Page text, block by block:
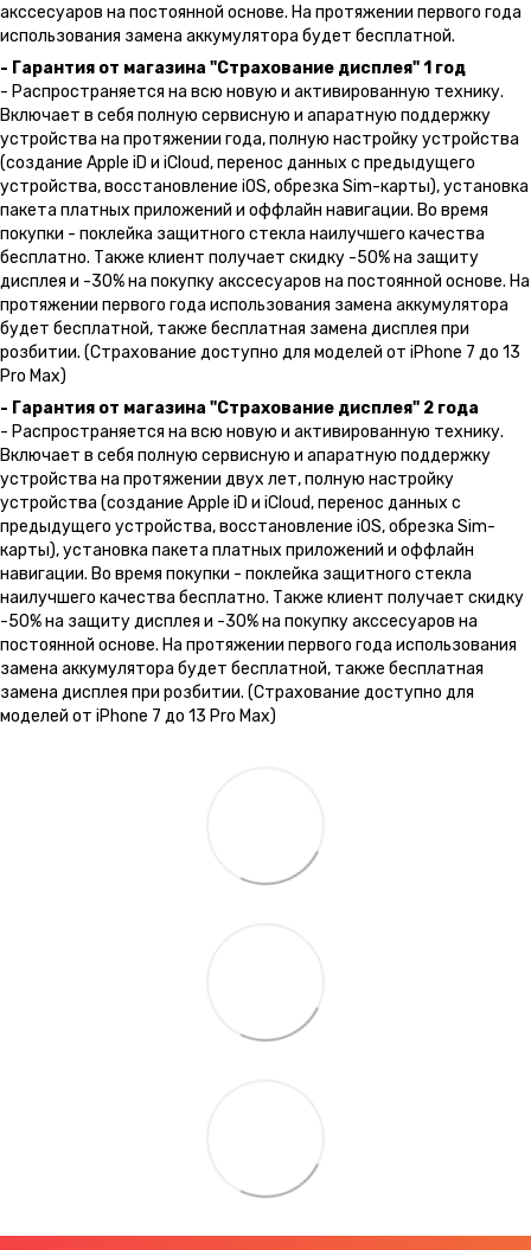
акссесуаров на постоянной основе. На протяжении первого года
использования замена аккумулятора будет бесплатной.
- Гарантия от магазина "Страхование дисплея" 1 год
- Распространяется на всю новую и активированную технику.
Включает в себя полную сервисную и апаратную поддержку
устройства на протяжении года, полную настройку устройства
(создание Apple iD и iCloud, перенос данных с предыдущего
устройства, восстановление iOS, обрезка Sim-карты), установка
пакета платных приложений и оффлайн навигации. Во время
покупки - поклейка защитного стекла наилучшего качества
бесплатно. Также клиент получает скидку -50% на защиту
дисплея и -30% на покупку акссесуаров на постоянной основе. На
протяжении первого года использования замена аккумулятора
будет бесплатной, также бесплатная замена дисплея при
розбитии. (Страхование доступно для моделей от iPhone 7 до 13
Pro Max)
- Гарантия от магазина "Страхование дисплея" 2 года
- Распространяется на всю новую и активированную технику.
Включает в себя полную сервисную и апаратную поддержку
устройства на протяжении двух лет, полную настройку
устройства (создание Apple iD и iCloud, перенос данных с
предыдущего устройства, восстановление iOS, обрезка Sim-
карты), установка пакета платных приложений и оффлайн
навигации. Во время покупки - поклейка защитного стекла
наилучшего качества бесплатно. Также клиент получает скидку
-50% на защиту дисплея и -30% на покупку акссесуаров на
постоянной основе. На протяжении первого года использования
замена аккумулятора будет бесплатной, также бесплатная
замена дисплея при розбитии. (Страхование доступно для
моделей от iPhone 7 до 13 Pro Max)